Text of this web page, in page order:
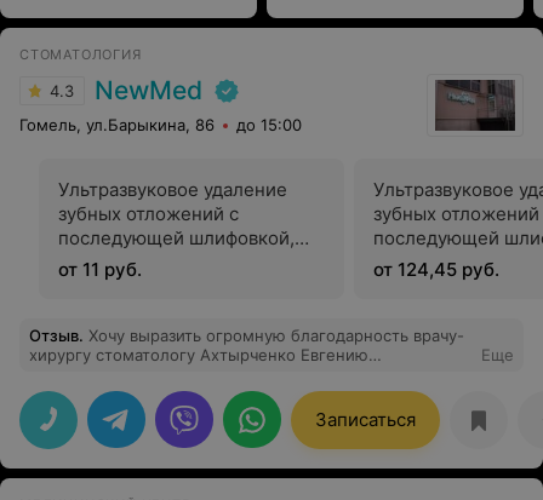
СТОМАТОЛОГИЯ
4.3 NewMed
Гомель, ул.Барыкина, 86 до 15:00
Ультразвуковое удаление
зубных отложений с
последующей шлифовкой,
полировкой + фторлак (1 зуб)
от 11 руб.
Ультразвуковое
зубных отложений
последующей
полировкой +
челюсть)
от 124,45 руб.
Отзыв. Хочу выразить огромную благодарность врачу-
хирургу стоматологу Ахтырченко Евгению
боится рекомендую посетить именно Евгения
Витальевича. Перед удалением врач все объясняет ,
что будет происходить, все прошло быстро и
безболезненно. Побольше бы таких грамотных, с
золотыми руками врачей.
Еще
Записаться